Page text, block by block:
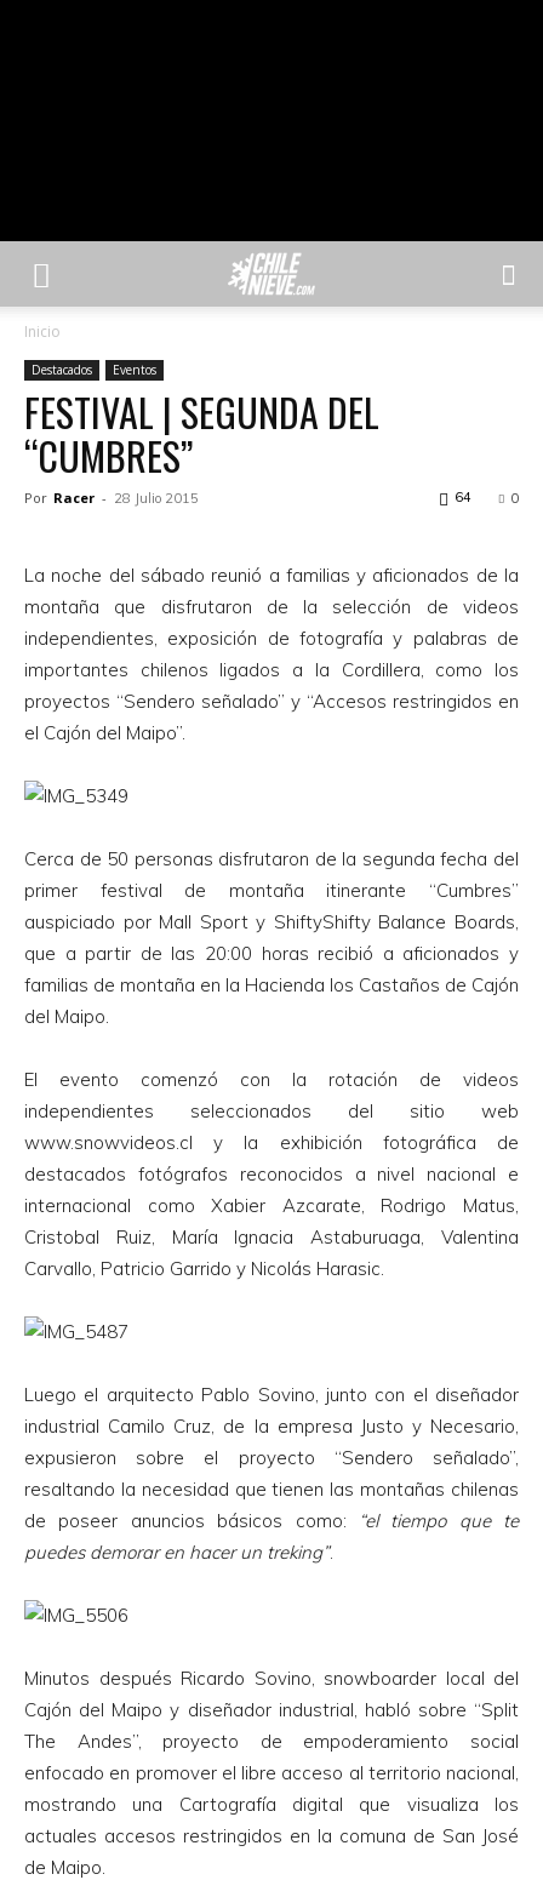
Inicio
Destacados Eventos
FESTIVAL | SEGUNDA DEL
“CUMBRES”
Por Racer - 28 Julio 2015 0
64
La noche del sábado reunió a familias y aficionados de la
montaña que disfrutaron de la selección de videos
independientes, exposición de fotografía y palabras de
importantes chilenos ligados a la Cordillera, como los
proyectos “Sendero señalado” y “Accesos restringidos en
el Cajón del Maipo”.
Cerca de 50 personas disfrutaron de la segunda fecha del
primer festival de montaña itinerante “Cumbres”
auspiciado por Mall Sport y ShiftyShifty Balance Boards,
que a partir de las 20:00 horas recibió a aficionados y
familias de montaña en la Hacienda los Castaños de Cajón
del Maipo.
El evento comenzó con la rotación de videos
independientes seleccionados del sitio web
www.snowvideos.cl y la exhibición fotográfica de
destacados fotógrafos reconocidos a nivel nacional e
internacional como Xabier Azcarate, Rodrigo Matus,
Cristobal Ruiz, María Ignacia Astaburuaga, Valentina
Carvallo, Patricio Garrido y Nicolás Harasic.
Luego el arquitecto Pablo Sovino, junto con el diseñador
industrial Camilo Cruz, de la empresa Justo y Necesario,
expusieron sobre el proyecto “Sendero señalado”,
resaltando la necesidad que tienen las montañas chilenas
de poseer anuncios básicos como:
“el tiempo que te
puedes demorar en hacer un treking”.
Minutos después Ricardo Sovino, snowboarder local del
Cajón del Maipo y diseñador industrial, habló sobre “Split
The Andes”, proyecto de empoderamiento social
enfocado en promover el libre acceso al territorio nacional,
mostrando una Cartografía digital que visualiza los
actuales accesos restringidos en la comuna de San José
de Maipo.